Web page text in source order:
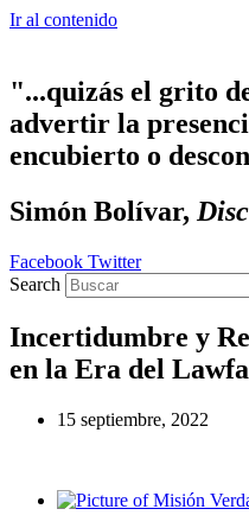
Ir al contenido
"...quizás el grito
advertir la
encubierto o
Simón Bolívar,
Facebook Twitter
Search
Incertidumbre y
en la Era del
15 septiembre, 2022